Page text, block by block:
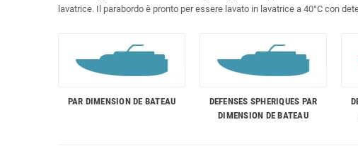
lavatrice. Il parabordo è pronto per essere lavato in lavatrice a 40°C con
PAR DIMENSION DE BATEAU
DEFENSES SPHERIQUES PAR
DIMENSION DE BATEAU